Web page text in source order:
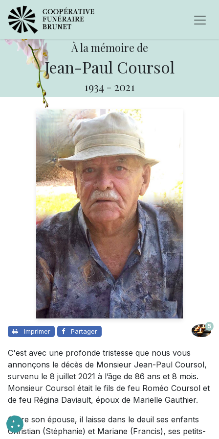
À la mémoire de
Jean-Paul Coursol
1934 - 2021
Imprimer Partager
5
C'est avec une profonde tristesse que nous vous
annonçons le décès de Monsieur Jean-Paul Coursol,
survenu le 8 juillet 2021 à l’âge de 86 ans et 8 mois.
Monsieur Coursol était le fils de feu Roméo Coursol et
de feu Régina Daviault, époux de Marielle Gauthier.
Outre son épouse, il laisse dans le deuil ses enfants
Christian (Stéphanie) et Mariane (Francis), ses petits-